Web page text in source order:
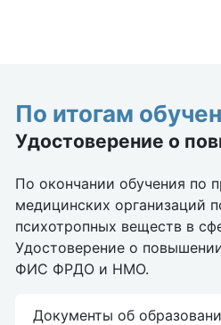
По итогам
Удостоверение о
По окончании обучения по
медицинских организаций
психотропных веществ в
Удостоверение о
ФИС ФРДО и НМО.
Документы об